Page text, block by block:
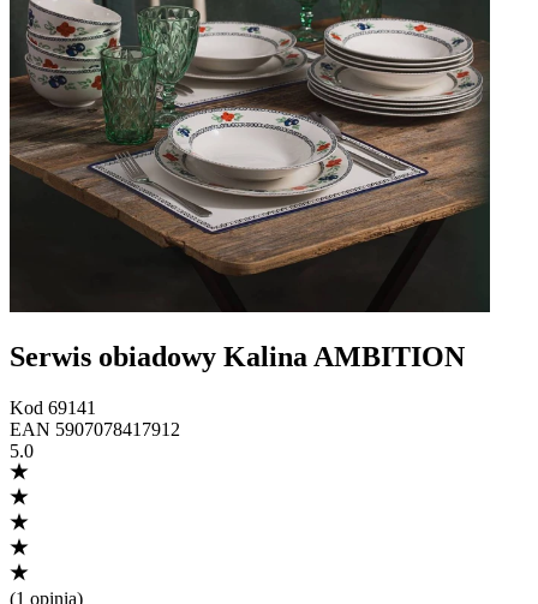
Serwis obiadowy Kalina AMBITION
Kod 69141
EAN 5907078417912
5.0
(1 opinia)